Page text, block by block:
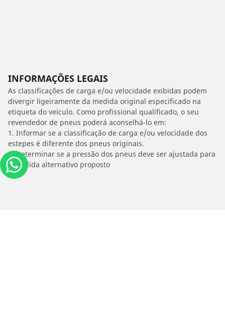
INFORMAÇÕES LEGAIS
As classificações de carga e/ou velocidade exibidas podem
divergir ligeiramente da medida original especificado na
etiqueta do veículo. Como profissional qualificado, o seu
revendedor de pneus poderá aconselhá-lo em:
1. Informar se a classificação de carga e/ou velocidade dos
estepes é diferente dos pneus originais.
2. Determinar se a pressão dos pneus deve ser ajustada para
o medida alternativo proposto